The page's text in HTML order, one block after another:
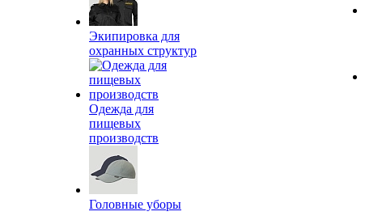
Экипировка для
охранных структур
Одежда для
пищевых
производств
Головные уборы